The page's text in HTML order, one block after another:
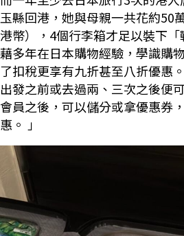
玉縣回港，她與母親一共花約50
港幣），4個行李箱才足以裝下
藉多年在日本購物經驗，學識購
了扣稅更享有九折甚至八折優惠
出發之前或去過兩、三次之後便
會員之後，可以儲分或拿優惠券
惠。 」